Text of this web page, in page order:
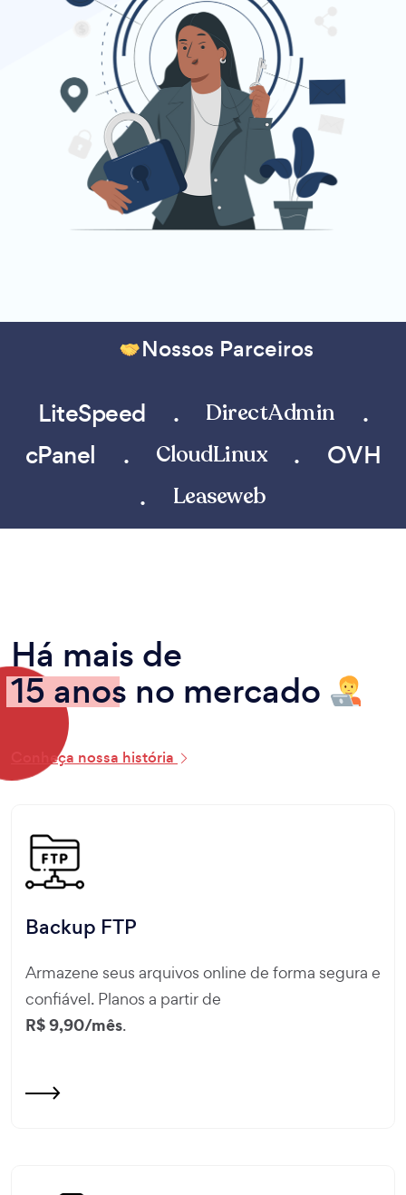
Nossos Parceiros
LiteSpeed . DirectAdmin
.
cPanel
. CloudLinux .
OVH
.
Leaseweb
Há mais de
15 anos no mercado
Conheça nossa história
Backup FTP
Armazene seus arquivos online de forma segura e
confiável. Planos a partir de
R$ 9,90/mês.